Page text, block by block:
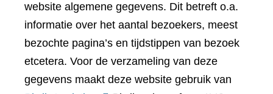
website algemene gegevens. Dit betreft o.a.
informatie over het aantal bezoekers, meest
bezochte pagina’s en tijdstippen van bezoek
etcetera. Voor de verzameling van deze
gegevens maakt deze website gebruik van